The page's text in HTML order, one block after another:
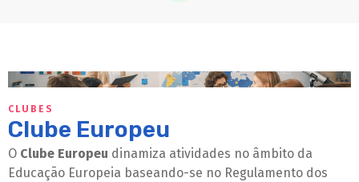
CLUBES
Clube Europeu
O Clube Europeu dinamiza atividades no âmbito da
Educação Europeia baseando-se no Regulamento dos